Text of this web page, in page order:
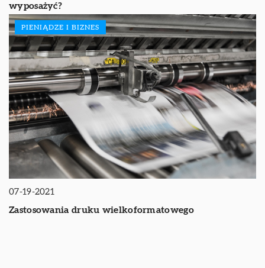
wyposażyć?
PIENIĄDZE I BIZNES
07-19-2021
Zastosowania druku wielkoformatowego